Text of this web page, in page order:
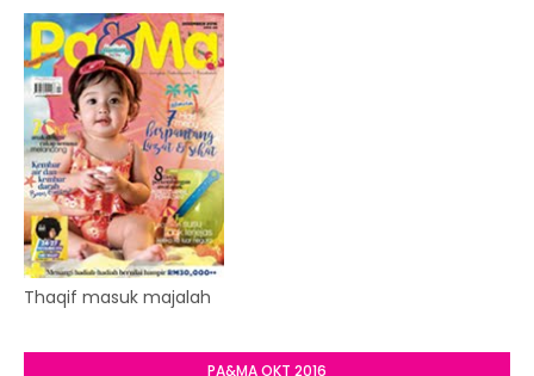
Thaqif masuk majalah
PA&MA OKT 2016